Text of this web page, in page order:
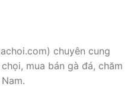
chuyên cung
mua bán gà đá, chăm